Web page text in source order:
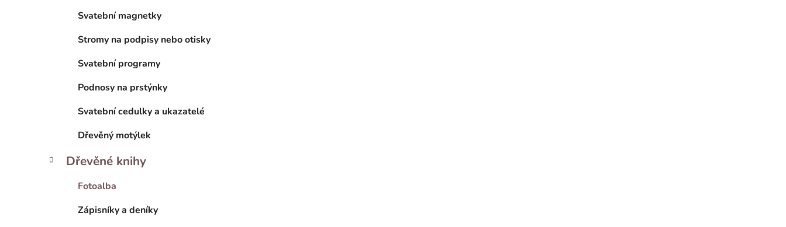
Svatební magnetky
Stromy na podpisy nebo otisky
Svatební programy
Podnosy na prstýnky
Svatební cedulky a ukazatelé
Dřevěný motýlek
Dřevěné knihy
Fotoalba
Zápisníky a deníky